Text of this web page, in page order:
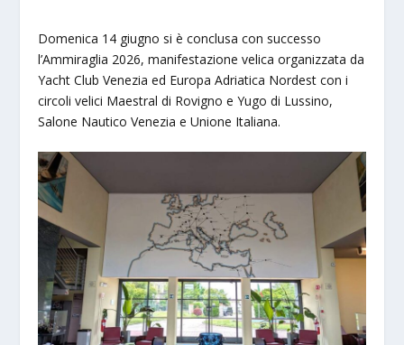
Domenica 14 giugno si è conclusa con successo
l’Ammiraglia 2026, manifestazione velica organizzata da
Yacht Club Venezia ed Europa Adriatica Nordest con i
circoli velici Maestral di Rovigno e Yugo di Lussino,
Salone Nautico Venezia e Unione Italiana.